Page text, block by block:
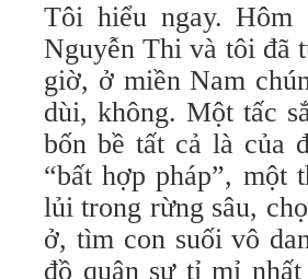
Tôi hiểu ngay.
Nguyễn Thi và tôi đã
giờ, ở miền Nam
dùi, không. Một tấc
bốn bề tất cả là của
“bất hợp pháp”,
lủi trong rừng sâu,
ở, tìm con suối vô
đồ quân sự tỉ mỉ